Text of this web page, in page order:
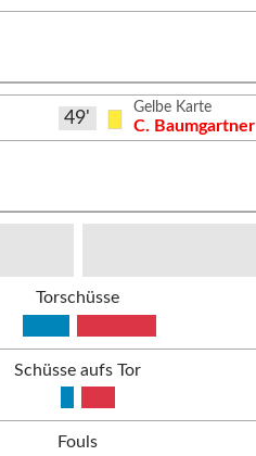
49'
Gelbe Karte
C. Baumgartner
Torschüsse
Schüsse aufs Tor
Fouls